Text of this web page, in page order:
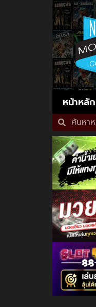
หน้าหลัก